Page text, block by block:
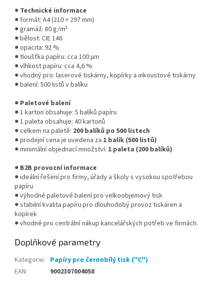
● Technické informace
● formát: A4 (210 × 297 mm)
● gramáž: 80 g/m²
● bělost: CIE 146
● opacita: 92 %
● tloušťka papíru: cca 100 µm
● vlhkost papíru: cca 4,6 %
● vhodný pro: laserové tiskárny, kopírky a inkoustové tiskárny
● balení: 500 listů v balíku
● Paletové balení
● 1 karton obsahuje: 5 balíků papíru
● 1 paleta obsahuje: 40 kartonů
● celkem na paletě: 200 balíků po 500 listech
● prodejní cena je uvedena za 1 balík (500 listů)
● minimální objednací množství: 1 paleta (200 balíků)
● B2B provozní informace
● ideální řešení pro firmy, úřady a školy s vysokou spotřebou
papíru
● výhodné paletové balení pro velkoobjemový tisk
● stabilní kvalita papíru pro dlouhodobý provoz tiskáren a
kopírek
● vhodné pro centrální nákup kancelářských potřeb ve firmách.
Doplňkové parametry
Kategorie: Papíry pro černobílý tisk (''C'')
EAN: 9002307004058